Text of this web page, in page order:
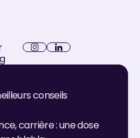
Instagram
conseils
carrière : une dose